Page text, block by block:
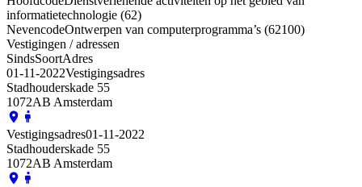
informatietechnologie (62)
NevencodeOntwerpen van computerprogramma’s (62100)
Vestigingen / adressen
SindsSoortAdres
01-11-2022Vestigingsadres
Stadhouderskade 55
1072AB Amsterdam
Vestigingsadres01-11-2022
Stadhouderskade 55
1072AB Amsterdam